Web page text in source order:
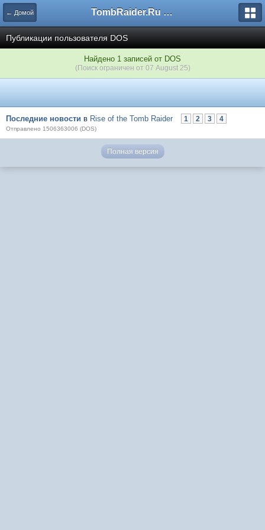
← Домой TombRaider.Ru - Форумы
Публикации пользователя DOS
Найдено 1 записей от DOS
(Поиск ограничен от 07 August 25)
Последние новости в Rise of the Tomb Raider 1 2 3 4
Отправлено 1506363006 (DOS)
Полная версия